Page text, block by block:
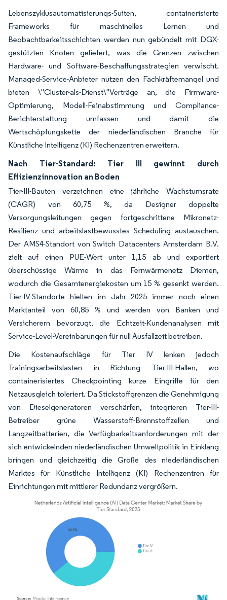
Lebenszyklusautomatisierungs-Suiten, containerisierte
Frameworks für maschinelles Lernen und
Beobachtbarkeitsschichten werden nun gebündelt mit DGX-
gestützten Knoten geliefert, was die Grenzen zwischen
Hardware- und Software-Beschaffungsstrategien verwischt.
Managed-Service-Anbieter nutzen den Fachkräftemangel und
bieten \"Cluster-als-Dienst\"Verträge an, die Firmware-
Optimierung, Modell-Feinabstimmung und Compliance-
Berichterstattung umfassen und damit die
Wertschöpfungskette der niederländischen Branche für
Künstliche Intelligenz (KI) Rechenzentren erweitern.
Nach Tier-Standard: Tier III gewinnt durch
Effizienzinnovation an Boden
Tier-III-Bauten verzeichnen eine jährliche Wachstumsrate
(CAGR) von 60,75 %, da Designer doppelte
Versorgungsleitungen gegen fortgeschrittene Mikronetz-
Resilienz und arbeitslastbewusstes Scheduling austauschen.
Der AMS4-Standort von Switch Datacenters Amsterdam B.V.
zielt auf einen PUE-Wert unter 1,15 ab und exportiert
überschüssige Wärme in das Fernwärmenetz Diemen,
wodurch die Gesamtenergiekosten um 15 % gesenkt werden.
Tier-IV-Standorte hielten im Jahr 2025 immer noch einen
Marktanteil von 60,85 % und werden von Banken und
Versicherern bevorzugt, die Echtzeit-Kundenanalysen mit
Service-Level-Vereinbarungen für null Ausfallzeit betreiben.
Die Kostenaufschläge für Tier IV lenken jedoch
Trainingsarbeitslasten in Richtung Tier-III-Hallen, wo
containerisiertes Checkpointing kurze Eingriffe für den
Netzausgleich toleriert. Da Stickstoffgrenzen die Genehmigung
von Dieselgeneratoren verschärfen, integrieren Tier-III-
Betreiber grüne Wasserstoff-Brennstoffzellen und
Langzeitbatterien, die Verfügbarkeitsanforderungen mit der
sich entwickelnden niederländischen Umweltpolitik in Einklang
bringen und gleichzeitig die Größe des niederländischen
Marktes für Künstliche Intelligenz (KI) Rechenzentren für
Einrichtungen mit mittlerer Redundanz vergrößern.